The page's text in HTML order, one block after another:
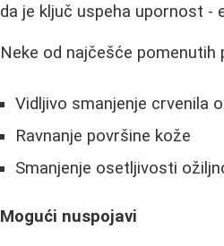
da je ključ uspeha upornost -
Neke od najčešće
Vidljivo smanjenje crvenila
Ravnanje površine kože
Smanjenje osetljivosti
Mogući nuspojavi